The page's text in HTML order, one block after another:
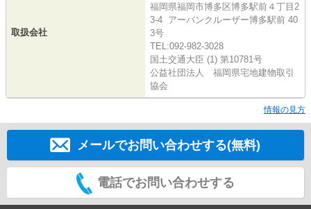
取扱会社
福岡県福岡市博多区博多駅前４丁目2
3-4 アーバンクルーザー博多駅前 40
3号
TEL:092-982-3028
国土交通大臣 (1) 第10781号
公益社団法人 福岡県宅地建物取引
協会
情報の見方
メールでお問い合わせする(無料)
電話でお問い合わせする